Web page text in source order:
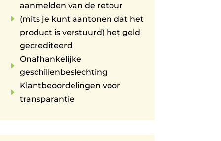
E
aanmelden van de retour
(mits je kunt aantonen dat het
product is verstuurd) het geld
gecrediteerd
E
Onafhankelijke
geschillenbeslechting
E
Klantbeoordelingen voor
transparantie